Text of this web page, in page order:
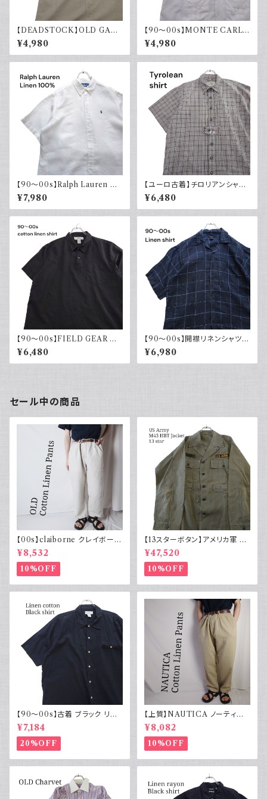
【DEADSTOCK】OLD GAP
オールドギャップ コットンリネン
シャツ 半袖 タグ付き 00s 古着
¥4,980
【90～00s】MONTE CARLO
キューバシャツ リネン レーヨン
半袖シャツ ホワイト 白 古着 オ
ープンカラー 開襟
¥4,980
【90～00s】Ralph Lauren ラ
ルフローレン リネンシャツ 半袖
白 ホワイト ポニー刺繍 CLAS
SICFIT 古着 ボタンダウン
¥7,980
【ユーロ古着】チロリアンシャツ
半袖 古着 チェック レトロ 刺繍
入り ヨーロッパ古着 ボックスシ
ルエット
¥6,480
【90～00s】FIELD GEAR コッ
トンリネンシャツ ハーフボタン
ブラック 黒 ポロシャツ 半袖
¥6,480
【90～00s】開襟リネンシャツ
チェック オープンカラー 古着 ボ
ックスシルエット ネイビー フェ
ード
¥6,980
セール中の商品
【00s】claiborne クレイボーン
リネンコットンパンツ ツータック
¥8,532
10%OFF
【13スターボタン】アメリカ軍 M
43 HBT ジャケット パッチ 軍物
実物
¥47,520
10%OFF
【90～00s】古着 ブラック リネ
ンコットンシャツ 黒 ボックスシ
ルエット
¥7,184
20%OFF
【上質】NAUTICA ノーティカ
コットンリネンパンツ ツータック
¥8,082
10%OFF